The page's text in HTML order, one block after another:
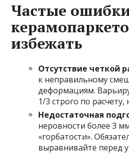
Частые
избежать
Отсутствие четкой
к неправильному
деформациям.
1/3 строго по расчету,
Недостаточная
неровности более 3
«горбатости».
выравнивайте перед